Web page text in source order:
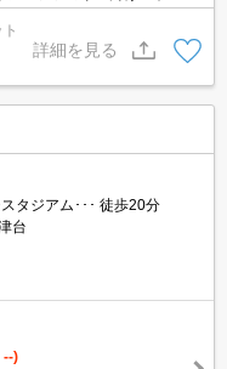
ころにあります！自宅で
ネットの設置されたお部
うかを事前にご相談いただ
詳細を見る
タジアム･･･ 徒歩20分
台
--)